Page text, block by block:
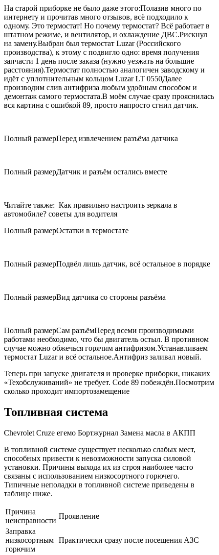
На старой приборке не было даже этого:Полазив много по
интернету и прочитав много отзывов, всё подходило к
одному. Это термостат! Но почему термостат? Всё работает в
штатном режиме, и вентилятор, и охлаждение ДВС.Рискнул
на замену.Выбран был термостат Luzar (Российского
производства), к этому с подвигло одно: время получения
запчасти 1 день после заказа (нужно уезжать на большие
расстояния).Термостат полностью аналогичен заводскому и
идёт с уплотнительным кольцом Luzar LT 0550Далее
производим слив антифриза любым удобным способом и
демонтаж самого термостата.В моём случае сразу прояснилась
вся картина с ошибкой 89, просто напросто сгнил датчик.
Полный размерПеред извлечением разъёма датчика
Полный размерДатчик и разъём остались вместе
Читайте также: Как правильно настроить зеркала в
автомобиле? советы для водителя
Полный размерОстатки в термостате
Полный размерПодвёл лишь датчик, всё остальное в порядке
Полный размерВид датчика со стороны разъёма
Полный размерСам разъёмПеред всеми производимыми
работами необходимо, что бы двигатель остыл. В противном
случае можно обжечься горячим антифризом.Устанавливаем
термостат Luzar и всё остальное.Антифриз заливал новый.
Теперь при запуске двигателя и проверке приборки, никаких
«Техобслуживаний» не требует. Code 89 побеждён.Посмотрим
сколько проходит импортозамещение
Топливная система
Chevrolet Cruze егемо Бортжурнал Замена масла в АКПП
В топливной системе существует несколько слабых мест,
способных привести к невозможности запуска силовой
установки. Причины выхода их из строя наиболее часто
связаны с использованием низкосортного горючего.
Типичные неполадки в топливной системе приведены в
таблице ниже.
Причина
неисправности
Проявление
Заправка
низкосортным
горючим
Практически сразу после посещения АЗС